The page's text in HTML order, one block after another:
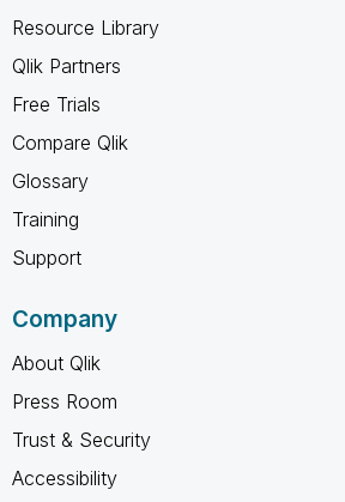
Resource Library
Qlik Partners
Free Trials
Compare Qlik
Glossary
Training
Support
Company
About Qlik
Press Room
Trust & Security
Accessibility